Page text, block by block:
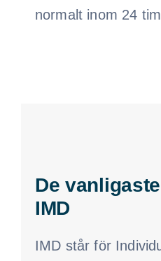
normalt inom 24
De
IMD
IMD står för